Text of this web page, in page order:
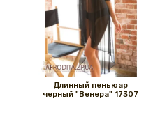
Длинный пеньюар
черный "Венера" 17307